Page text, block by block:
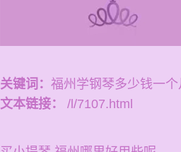
关键词： 福州学钢琴多少钱一个
文本链接：
/l/7107.html